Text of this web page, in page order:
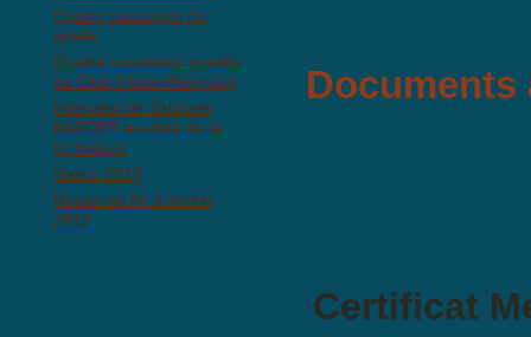
Quatre passages de
grade
Quatre nouveaux gradés
au Club Aïkido Ploemeur
Interview de Jacques
BARDET au-delà de la
technique
Voeux 2013
Repas de fin d'année
2012
Certificat